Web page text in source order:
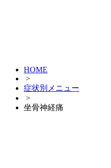
HOME
>
症状別メニュー
>
坐骨神経痛